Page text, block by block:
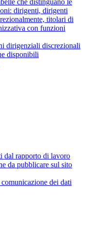
che distinguano le
dirigenti, dirigenti
titolari di
con funzioni
dirigenziali discrezionali
disponibili
dal rapporto di lavoro
da pubblicare sul sito
dei dati